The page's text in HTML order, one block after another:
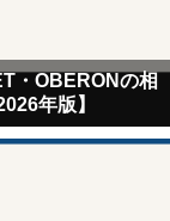
・OBERONの相
年版】